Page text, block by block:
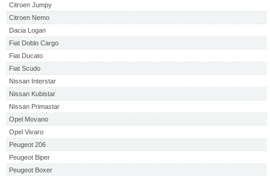
Citroen Jumpy
Citroen Nemo
Dacia Logan
Fiat Doblo Cargo
Fiat Ducato
Fiat Scudo
Nissan Interstar
Nissan Kubistar
Nissan Primastar
Opel Movano
Opel Vivaro
Peugeot 206
Peugeot Biper
Peugeot Boxer